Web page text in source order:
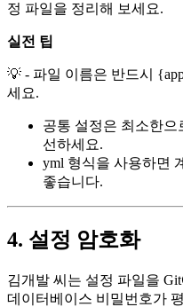
정 파일을 정리해 보세요.
실전 팁
💡 - 파일 이름은 반드시
세요.
공통 설정은 최소한
선하세요.
yml 형식을 사용하면
좋습니다.
4. 설정 암호화
김개발 씨는 설정 파일을
데이터베이스 비밀번호가